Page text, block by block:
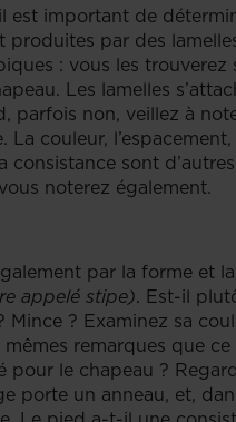
est important de
produites par des
: vous les trouverez
Les lamelles
parfois non, veillez à
La couleur, l’espacement,
consistance sont d’autres
noterez également.
par la forme et
appelé stipe). Est-il
Mince ? Examinez sa
remarques que
pour le chapeau ?
porte un anneau, et,